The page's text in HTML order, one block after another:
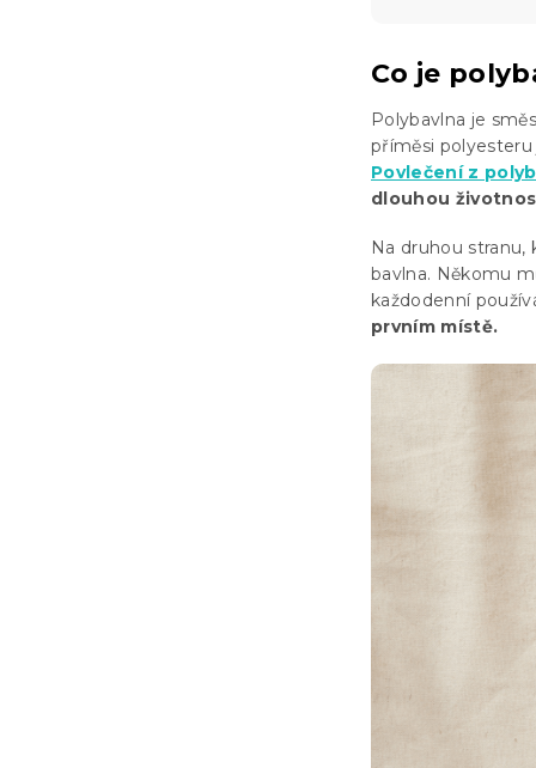
Co je
Polybavlna je
příměsi polyesteru
Povlečení z
dlouhou
Na druhou
bavlna. Někomu
každodenní
prvním místě.